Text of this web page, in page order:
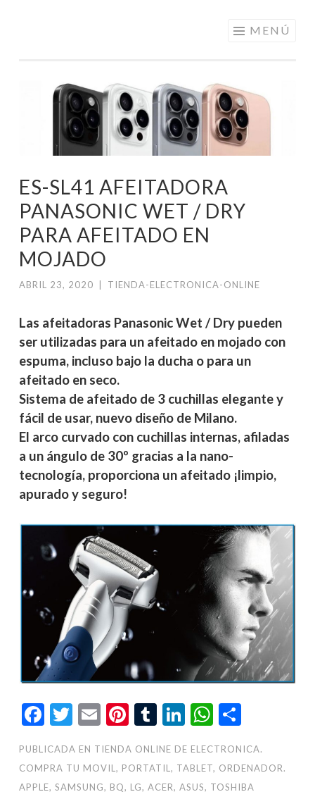
PRECIOS DE
ANDORRA
MENÚ
ES-SL41 AFEITADORA
PANASONIC WET / DRY
PARA AFEITADO EN
MOJADO
ABRIL 23, 2020 TIENDA-ELECTRONICA-ONLINE
Las afeitadoras Panasonic Wet / Dry pueden
ser utilizadas para un afeitado en mojado con
espuma, incluso bajo la ducha o para un
afeitado en seco.
Sistema de afeitado de 3 cuchillas elegante y
fácil de usar, nuevo diseño de Milano.
El arco curvado con cuchillas internas, afiladas
a un ángulo de 30º gracias a la nano-
tecnología, proporciona un afeitado ¡limpio,
apurado y seguro!
Facebook
Twitter
EmailPinterest
Tumblr
LinkedIn
PUBLICADA EN TIENDA ONLINE DE ELECTRONICA.
COMPRA TU MOVIL, PORTATIL, TABLET, ORDENADOR.
APPLE, SAMSUNG, BQ, LG, ACER, ASUS, TOSHIBA